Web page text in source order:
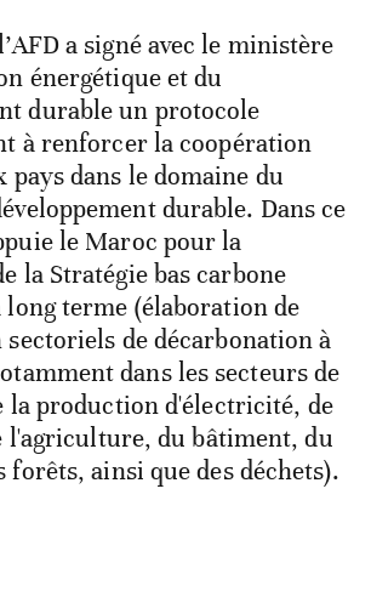
a signé avec le ministère
énergétique et du
durable un protocole
à renforcer la coopération
pays dans le domaine du
durable. Dans ce
le Maroc pour la
la Stratégie bas carbone
terme (élaboration de
de décarbonation à
dans les secteurs de
la production d'électricité, de
l'agriculture, du bâtiment, du
forêts, ainsi que des déchets).